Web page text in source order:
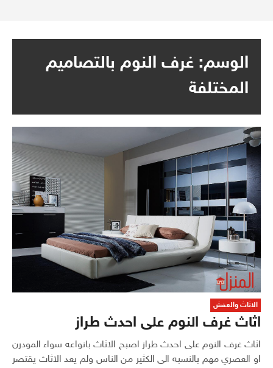
الوسم: غرف النوم بالتصاميم
المختلفة
الاثاث والعفش
اثاث غرف النوم على احدث طراز
اثاث غرف النوم على احدث طراز اصبح الاثاث بانواعه سواء المودرن
او العصري مهم بالنسبه الى الكثير من الناس ولم يعد الاثاث يقتصر